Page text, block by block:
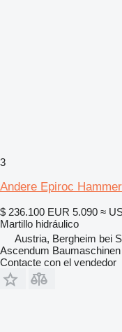
3
Andere Epiroc
$ 236.100 EUR 5.090 ≈
Martillo hidráulico
Austria, Bergheim bei
Ascendum
Contacte con el vendedor